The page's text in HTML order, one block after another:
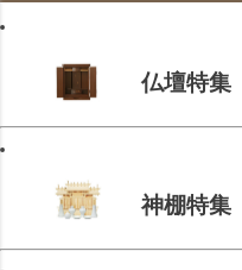
仏壇特集
神棚特集